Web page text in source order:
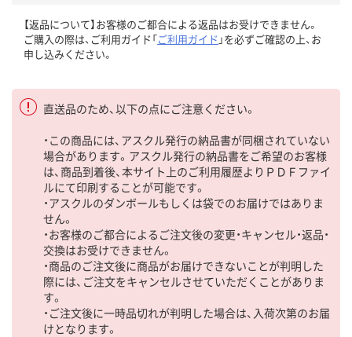
【返品について】お客様のご都合による返品はお受けできません。
ご購入の際は、ご利用ガイド「ご利用ガイド 」を必ずご確認の上、お
申し込みください。
直送品のため、以下の点にご注意ください。
・この商品には、アスクル発行の納品書が同梱されていない
場合があります。アスクル発行の納品書をご希望のお客様
は、商品到着後、本サイト上のご利用履歴よりＰＤＦファイ
ルにて印刷することが可能です。
・アスクルのダンボールもしくは袋でのお届けではありま
せん。
・お客様のご都合によるご注文後の変更・キャンセル・返品・
交換はお受けできません。
・商品のご注文後に商品がお届けできないことが判明した
際には、ご注文をキャンセルさせていただくことがありま
す。
・ご注文後に一時品切れが判明した場合は、入荷次第のお届
けとなります。